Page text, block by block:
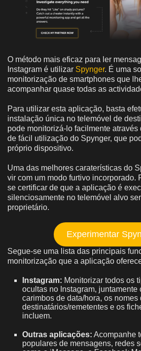
O método mais eficaz para ler
Instagram é utilizar Spynger. É uma
monitorização de smartphones que
acompanhar quase todas as
Para utilizar esta aplicação, basta
instalação única no telemóvel de
pode monitorizá-lo facilmente
de fácil utilização do Spynger, que
próprio dispositivo.
Uma das melhores caraterísticas do
vir com um modo furtivo incorporado.
se certificar de que a aplicação é
silenciosamente no telemóvel alvo
proprietário.
Experimentar
Segue-se uma lista das principais
monitorização que a aplicação
Instagram: Monitorizar todos os
ocultas no Instagram, juntamente
carimbos de data/hora, os nomes
destinatários/remetentes e os
incluem.
Outras aplicações: Acompanhe
populares de mensagens, redes